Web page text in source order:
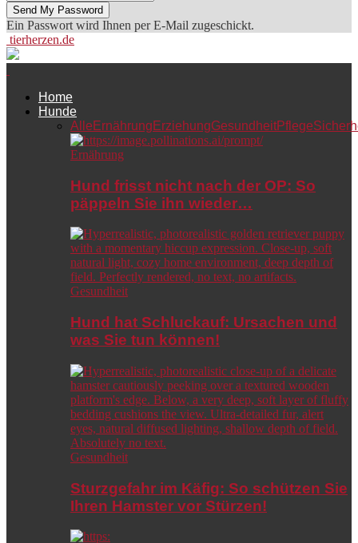
Ein Passwort wird Ihnen per E-Mail zugeschickt.
tierherzen.de
Home
Hunde
Alle Ernährung ErziehungGesundheitPflege
Ernährung
Hund frisst nicht nach der OP: So
päppeln Sie ihn wieder…
Gesundheit
Hund hat Schluckauf: Ursachen und
was Sie tun können!
Gesundheit
Sturzgefahr im Käfig: So schützen Sie
Ihren Hamster vor Stürzen!